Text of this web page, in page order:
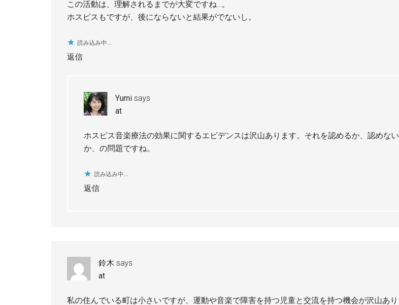
この活動は、理解されるまでが大変ですね…。
ホスピスもですが、後にならないと結果がでないし。
読み込み中…
返信
Yumi says
at
ホスピス音楽療法の効果に関するエビデンスは沢山あります。それを認めるか、認めない
か、の問題ですね。
読み込み中…
返信
鈴木 says
at
私の住んでいる町は小さいですが、運動や音楽で障害を持つ児童と交流を持つ機会が沢山あり